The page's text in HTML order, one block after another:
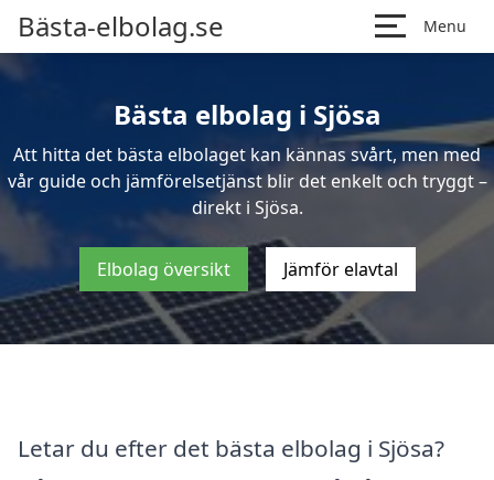
Bästa-elbolag.se Menu
Bästa elbolag i Sjösa
Att hitta det bästa elbolaget kan kännas svårt, men med
vår guide och jämförelsetjänst blir det enkelt och tryggt –
direkt i Sjösa.
Elbolag översikt Jämför elavtal
Letar du efter det bästa elbolag i Sjösa?